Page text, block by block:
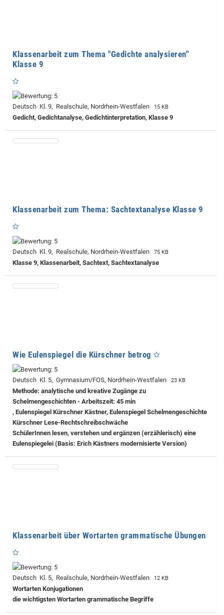
Klassenarbeit zum Thema "Gedichte analysieren"
Klasse 9
Deutsch Kl. 9, Realschule, Nordrhein-Westfalen 15 KB
Gedicht, Gedichtanalyse, Gedichtinterpretation, Klasse 9
Klassenarbeit zum Thema: Sachtextanalyse Klasse 9
Deutsch Kl. 9, Realschule, Nordrhein-Westfalen 75 KB
Klasse 9, Klassenarbeit, Sachtext, Sachtextanalyse
Wie Eulenspiegel die Kürschner betrog
Deutsch Kl. 5, Gymnasium/FOS, Nordrhein-Westfalen 23 KB
Methode: analytische und kreative Zugänge zu
Schelmengeschichten - Arbeitszeit: 45 min
, Eulenspiegel Kürschner Kästner, Eulenspiegel Schelmengeschichte
Kürschner Lese-Rechtschreibschwäche
SchülerInnen lesen, verstehen und ergänzen (erzählerisch) eine
Eulenspiegelei (Basis: Erich Kästners modernisierte Version)
Klassenarbeit über Wortarten grammatische Übungen
Deutsch Kl. 5, Realschule, Nordrhein-Westfalen 12 KB
Wortarten Konjugationen
die wichtigsten Wortarten grammatische Begriffe